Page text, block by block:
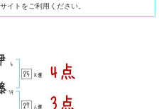
イトをご利用ください。